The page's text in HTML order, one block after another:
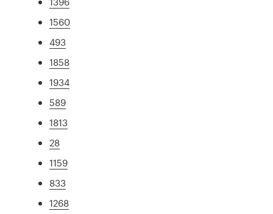
1560
493
1858
1934
589
1813
28
1159
833
1268